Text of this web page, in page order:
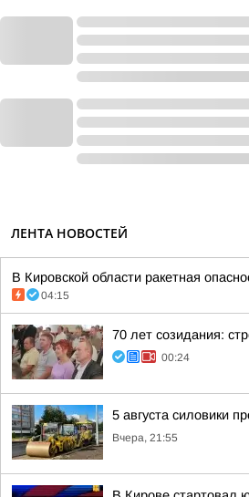
ЛЕНТА НОВОСТЕЙ
В Кировской области ракетная
04:15
70 лет созидания:
00:24
5 августа силовики
Вчера, 21:55